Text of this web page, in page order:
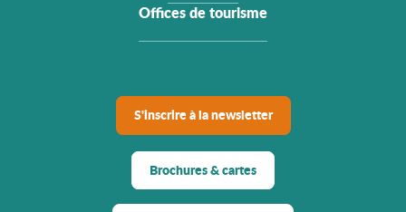
Offices de tourisme
S'inscrire à la newsletter
Brochures & cartes